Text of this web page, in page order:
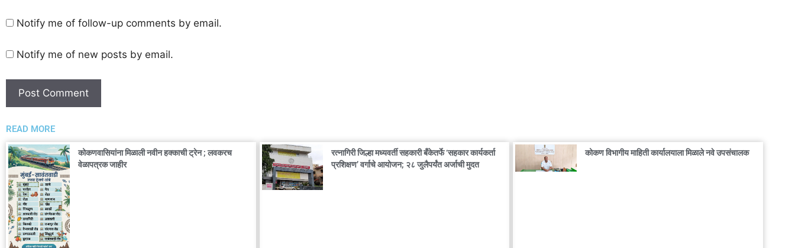
Notify me of follow-up comments by email.
Notify me of new posts by email.
READ MORE
कोकणवासियांना मिळाली नवीन हक्काची ट्रेन ; लवकरच
वेळापत्रक जाहीर
रत्नागिरी जिल्हा मध्यवर्ती सहकारी बँकेतर्फे ‘सहकार कार्यकर्ता
प्रशिक्षण’ वर्गाचे आयोजन; २८ जुलैपर्यंत अर्जाची मुदत
कोकण विभागीय माहिती कार्यालयाला मिळाले नवे उपसंचालक